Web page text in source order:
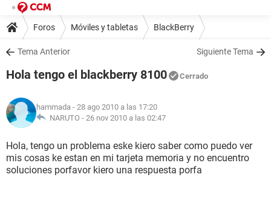
Foros Móviles y tabletas BlackBerry
Tema Anterior Siguiente Tema
Hola tengo el blackberry 8100 Cerrado
hammada - 28 ago 2010 a las 17:20
NARUTO - 26 nov 2010 a las 02:47
Hola, tengo un problema eske kiero saber como puedo ver
mis cosas ke estan en mi tarjeta memoria y no encuentro
soluciones porfavor kiero una respuesta porfa